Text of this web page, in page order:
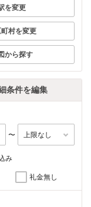
を変更
村を変更
から探す
条件を編集
〜
み
礼金無し